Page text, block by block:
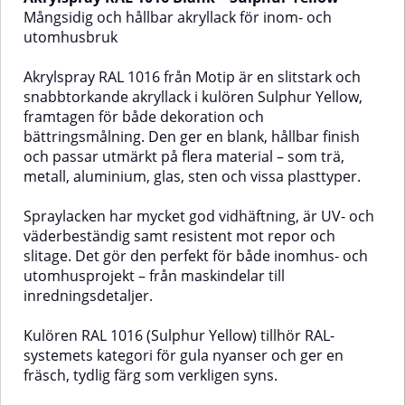
och sten – både inne och
ute.Färgen har hög slitstyrka, är
UV-resistent och skyddar
väderpåverkan. Den ger en jämn
finish och är lätt att applicera
tack vare sin goda vertikala
stabilitet – vilket innebär att
färgen inte rinner.✅ Fördelar med
Akrylspray RAL 6001 –
EmeraldMycket god
6001Tålig och slitstark lack med
hög glansBra vidhäftning och UV-
resistensReptålig och
väderbeständigDroppfri
applicering tack vare vertikal
stabilitetLämpliga
ytorMetallTräAluminiumGlasStenOlika
plastAnvändningsområdenPassar
perfekt för:Bättringsmålning i
hem och industriDIY-projekt och
dekorationVerktyg, maskindelar
mycket god täckförmåga, hög
vare sin höga vertikala stabilitet,
vilket gör den lätt att applicera
även på svåråtkomliga eller
lodräta ytor.✅ Fördelar med
Akrylspray RAL 3000 Flame
RedMycket god färgmatchning
enligt RAL 3000Slitstark, blank yta
väder och UV-strålningHög
vidhäftningsförmåga på flera
underlagDroppfri applicering
med fin spraybildPolerbar efter
24 timmarLämpliga
inredning eller maskindelar. Den
lämpar sig också för hobby- och
dekorationsprojekt, både hemma
och i professionella miljöer.💡
Mångsidig och hållbar akryllack för inom- och
utomhusbruk
Akrylspray RAL 1016 från Motip är en slitstark och
snabbtorkande akryllack i kulören Sulphur Yellow,
framtagen för både dekoration och
bättringsmålning. Den ger en blank, hållbar finish
och passar utmärkt på flera material – som trä,
metall, aluminium, glas, sten och vissa plasttyper.
Spraylacken har mycket god vidhäftning, är UV- och
väderbeständig samt resistent mot repor och
slitage. Det gör den perfekt för både inomhus- och
utomhusprojekt – från maskindelar till
inredningsdetaljer.
Kulören RAL 1016 (Sulphur Yellow) tillhör RAL-
systemets kategori för gula nyanser och ger en
fräsch, tydlig färg som verkligen syns.